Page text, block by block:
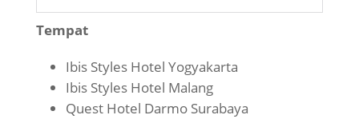
Tempat
Ibis Styles Hotel Yogyakarta
Ibis Styles Hotel Malang
Quest Hotel Darmo Surabaya